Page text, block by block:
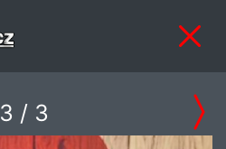
3 / 3